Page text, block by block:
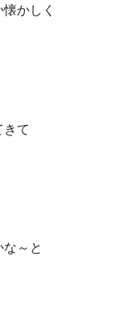
かしく
きて
～と